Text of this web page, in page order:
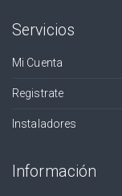
Servicios
Mi Cuenta
Registrate
Instaladores
Información